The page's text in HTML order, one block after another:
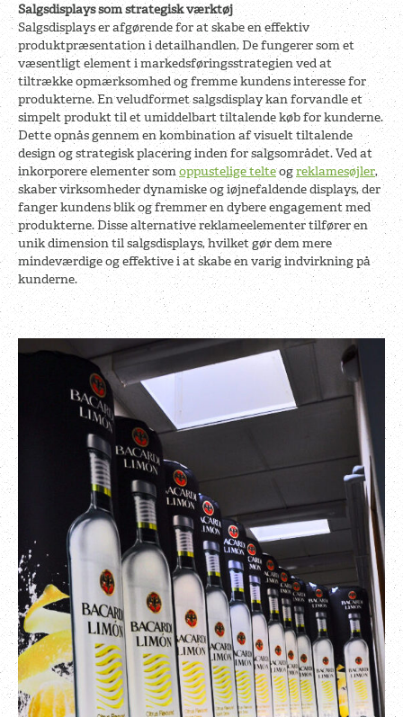
Salgsdisplays som strategisk værktøj
Salgsdisplays er afgørende for at skabe en effektiv
produktpræsentation i detailhandlen. De fungerer som et
væsentligt element i markedsføringsstrategien ved at
tiltrække opmærksomhed og fremme kundens interesse for
produkterne. En veludformet salgsdisplay kan forvandle et
simpelt produkt til et umiddelbart tiltalende køb for kunderne.
Dette opnås gennem en kombination af visuelt tiltalende
design og strategisk placering inden for salgsområdet. Ved at
inkorporere elementer somoppustelige telteogreklamesøjler,
skaber virksomheder dynamiske og iøjnefaldende displays, der
fanger kundens blik og fremmer en dybere engagement med
produkterne. Disse alternative reklameelementer tilfører en
unik dimension til salgsdisplays, hvilket gør dem mere
mindeværdige og effektive i at skabe en varig indvirkning på
kunderne.